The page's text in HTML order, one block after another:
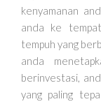
kenyamanan
anda ke
tempuh yang
anda
berinvestasi,
yang paling